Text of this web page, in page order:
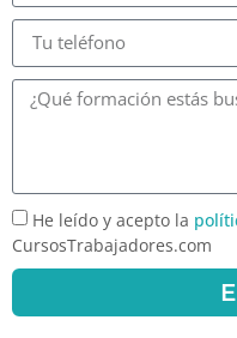
He leído y acepto la
CursosTrabajadores.com